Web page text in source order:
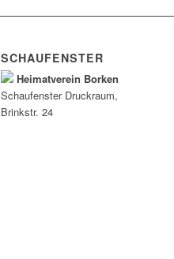
SCHAUFENSTER
Heimatverein Borken
Schaufenster Druckraum,
Brinkstr. 24